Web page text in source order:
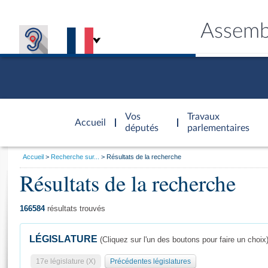
Accueil
d'accueil
Vos
députés
Travaux
parlementaires
Général
Vous
Accueil Recherche sur... Résultats de la recherche
Résultats de la recherche
166584résultats trouvés
LÉGISLATURE (Cliquez sur l'un des boutons pour faire un choix)
17e législature (X) Précédentes législatures